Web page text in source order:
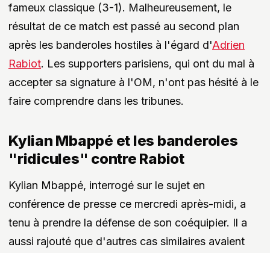
fameux classique (3-1). Malheureusement, le
résultat de ce match est passé au second plan
après les banderoles hostiles à l'égard d'Adrien
Rabiot. Les supporters parisiens, qui ont du mal à
accepter sa signature à l'OM, n'ont pas hésité à le
faire comprendre dans les tribunes.
Kylian Mbappé et les banderoles
"ridicules" contre Rabiot
Kylian Mbappé, interrogé sur le sujet en
conférence de presse ce mercredi après-midi, a
tenu à prendre la défense de son coéquipier. Il a
aussi rajouté que d'autres cas similaires avaient